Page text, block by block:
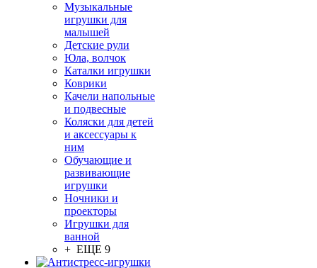
Музыкальные
игрушки для
малышей
Детские рули
Юла, волчок
Каталки игрушки
Коврики
Качели напольные
и подвесные
Коляски для детей
и аксессуары к
ним
Обучающие и
развивающие
игрушки
Ночники и
проекторы
Игрушки для
ванной
+ ЕЩЕ 9